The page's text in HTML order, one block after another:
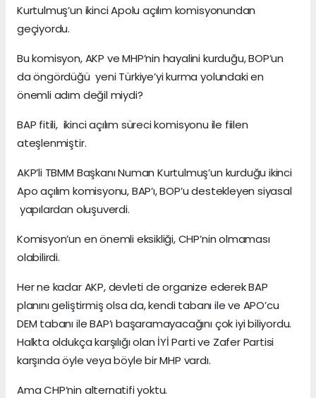
Kurtulmuş’un ikinci Apolu açılım komisyonundan
geçiyordu.
Bu komisyon, AKP ve MHP’nin hayalini kurduğu, BOP’un
da öngördüğü yeni Türkiye’yi kurma yolundaki en
önemli adım değil miydi?
BAP fitili, ikinci açılım süreci komisyonu ile fiilen
ateşlenmiştir.
AKP’li TBMM Başkanı Numan Kurtulmuş’un kurduğu ikinci
Apo açılım komisyonu, BAP’ı, BOP’u destekleyen siyasal
yapılardan oluşuverdi.
Komisyon’un en önemli eksikliği, CHP’nin olmaması
olabilirdi.
Her ne kadar AKP, devleti de organize ederek BAP
planını geliştirmiş olsa da, kendi tabanı ile ve APO’cu
DEM tabanı ile BAP’ı başaramayacağını çok iyi biliyordu.
Halkta oldukça karşılığı olan İYİ Parti ve Zafer Partisi
karşında öyle veya böyle bir MHP vardı.
Ama CHP’nin alternatifi yoktu.